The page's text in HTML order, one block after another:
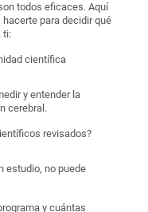
todos eficaces. Aquí
para decidir qué
ti:
científica
y entender la
cerebral.
revisados?
estudio, no puede
y cuántas